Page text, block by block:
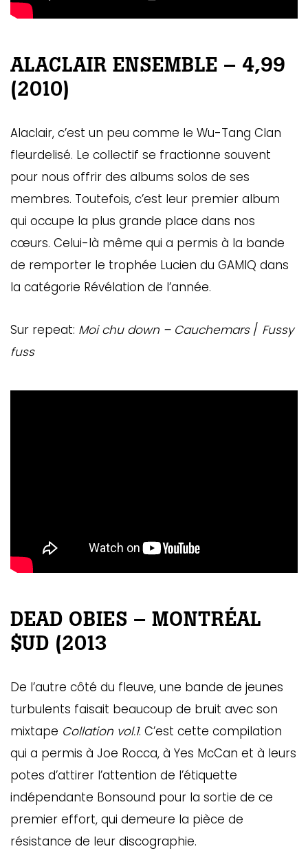
ALACLAIR ENSEMBLE – 4,99
(2010)
Alaclair, c’est un peu comme le Wu-Tang Clan
fleurdelisé. Le collectif se fractionne souvent
pour nous offrir des albums solos de ses
membres. Toutefois, c’est leur premier album
qui occupe la plus grande place dans nos
cœurs. Celui-là même qui a permis à la bande
de remporter le trophée Lucien du GAMIQ dans
la catégorie Révélation de l’année.
Sur repeat: Moi chu down – Cauchemars/ Fussy
fuss
DEAD OBIES – MONTRÉAL
$UD (2013
De l’autre côté du fleuve, une bande de jeunes
turbulents faisait beaucoup de bruit avec son
mixtape Collation vol.1. C’est cette compilation
qui a permis à Joe Rocca, à Yes McCan et à leurs
potes d’attirer l’attention de l’étiquette
indépendante Bonsound pour la sortie de ce
premier effort, qui demeure la pièce de
résistance de leur discographie.